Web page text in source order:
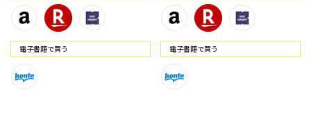
電⼦書籍で買う 電⼦書籍で買う